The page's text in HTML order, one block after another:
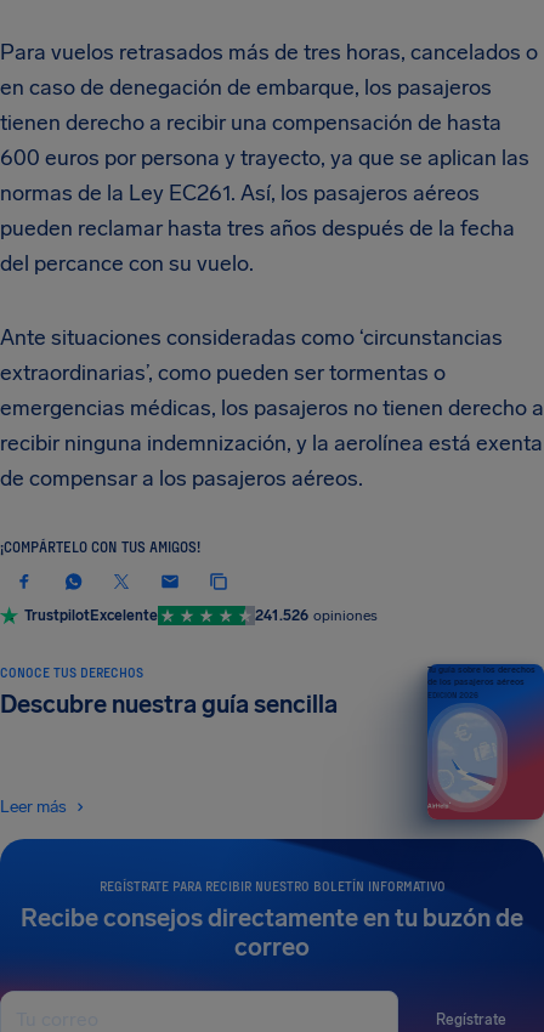
Para vuelos retrasados más de tres horas, cancelados o
en caso de denegación de embarque, los pasajeros
tienen derecho a recibir una compensación de hasta
600 euros por persona y trayecto, ya que se aplican las
normas de la Ley EC261. Así, los pasajeros aéreos
pueden reclamar hasta tres años después de la fecha
del percance con su vuelo.
Ante situaciones consideradas como ‘circunstancias
extraordinarias’, como pueden ser tormentas o
emergencias médicas, los pasajeros no tienen derecho a
recibir ninguna indemnización, y la aerolínea está exenta
de compensar a los pasajeros aéreos.
¡COMPÁRTELO CON TUS AMIGOS!
TrustpilotExcelente 241.526 opiniones
REGÍSTRATE PARA RECIBIR NUESTRO BOLETÍN INFORMATIVO
Recibe consejos directamente en tu buzón de
correo
Regístrate
CONOCE TUS DERECHOS
Descubre nuestra guía sencilla
Leer más
Tu guía sobre los derechos
de los pasajeros aéreos
EDICIÓN 2026